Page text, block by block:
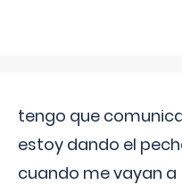
tengo que
estoy dando el
cuando me vayan a